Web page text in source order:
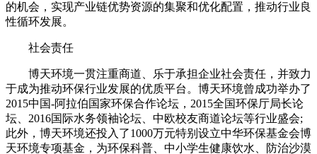
的机会，实现产业链优势资源的集聚和优化配置，推动行业良
性循环发展。
社会责任
博天环境一贯注重商道、乐于承担企业社会责任，并致力
于成为推动环保行业发展的优质平台。博天环境曾成功举办了
2015中国-阿拉伯国家环保合作论坛，2015全国环保厅局长论
坛、2016国际水务领袖论坛、中欧校友商道论坛等行业盛会;
此外，博天环境还投入了1000万元特别设立中华环保基金会博
天环境专项基金，为环保科普、中小学生健康饮水、防治沙漠